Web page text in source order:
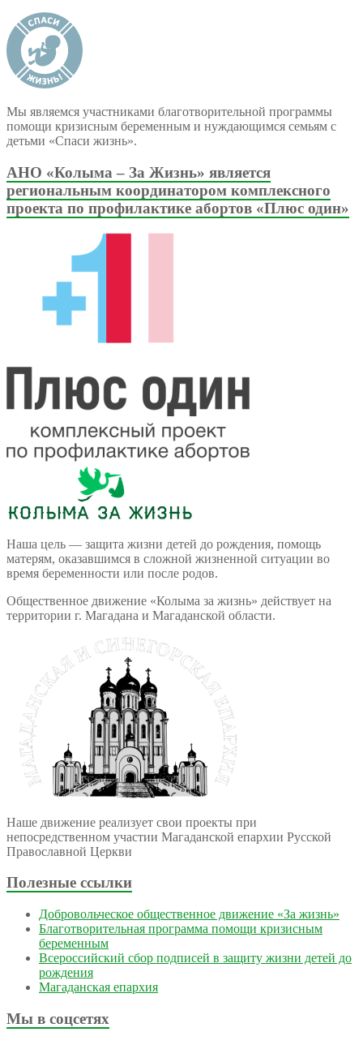
Мы являемся участниками благотворительной программы
помощи кризисным беременным и нуждающимся семьям с
детьми «Спаси жизнь».
АНО «Колыма – За Жизнь» является
региональным координатором комплексного
проекта по профилактике абортов «Плюс один»
Наша цель — защита жизни детей до рождения, помощь
матерям, оказавшимся в сложной жизненной ситуации во
время беременности или после родов.
Общественное движение «Колыма за жизнь» действует на
территории г. Магадана и Магаданской области.
Наше движение реализует свои проекты при
непосредственном участии Магаданской епархии Русской
Православной Церкви
Полезные ссылки
Добровольческое общественное движение «За жизнь»
Благотворительная программа помощи кризисным
беременным
Всероссийский сбор подписей в защиту жизни детей до
рождения
Магаданская епархия
Мы в соцсетях